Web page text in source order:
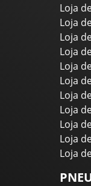
Loja
Loja
Loja
Loja
Loja
Loja
Loja
Loja
Loja
Loja
Loja